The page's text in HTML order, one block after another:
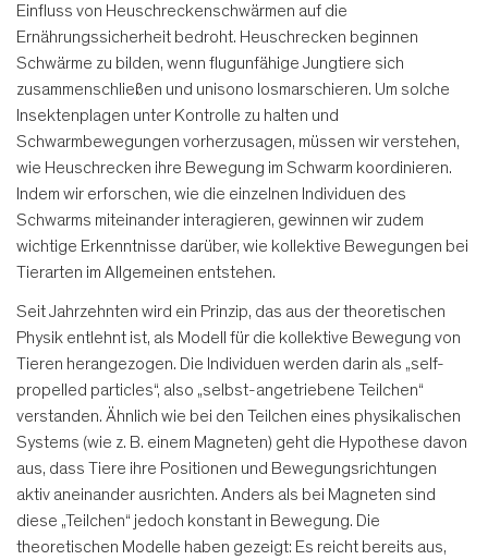
Einfluss von Heuschreckenschwärmen auf die
Ernährungssicherheit bedroht. Heuschrecken beginnen
Schwärme zu bilden, wenn flugunfähige Jungtiere sich
zusammenschließen und unisono losmarschieren. Um solche
Insektenplagen unter Kontrolle zu halten und
Schwarmbewegungen vorherzusagen, müssen wir verstehen,
wie Heuschrecken ihre Bewegung im Schwarm koordinieren.
Indem wir erforschen, wie die einzelnen Individuen des
Schwarms miteinander interagieren, gewinnen wir zudem
wichtige Erkenntnisse darüber, wie kollektive Bewegungen bei
Tierarten im Allgemeinen entstehen.
Seit Jahrzehnten wird ein Prinzip, das aus der theoretischen
Physik entlehnt ist, als Modell für die kollektive Bewegung von
Tieren herangezogen. Die Individuen werden darin als „self-
propelled particles“, also „selbst-angetriebene Teilchen“
verstanden. Ähnlich wie bei den Teilchen eines physikalischen
Systems (wie z. B. einem Magneten) geht die Hypothese davon
aus, dass Tiere ihre Positionen und Bewegungsrichtungen
aktiv aneinander ausrichten. Anders als bei Magneten sind
diese „Teilchen“ jedoch konstant in Bewegung. Die
theoretischen Modelle haben gezeigt: Es reicht bereits aus,